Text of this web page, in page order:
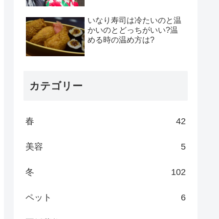
いなり寿司は冷たいのと温
かいのとどっちがいい?温
める時の温め方は?
カテゴリー
春 42
美容 5
冬 102
ペット 6